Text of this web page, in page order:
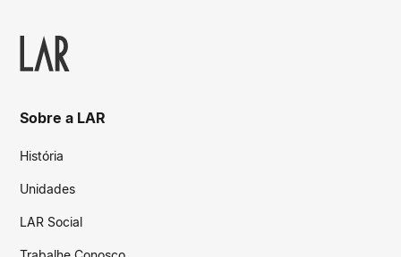
Sobre a LAR
História
Unidades
LAR Social